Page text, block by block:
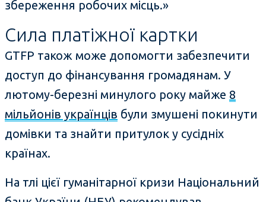
збереження робочих місць.»
Сила платіжної картки
GTFP також може допомогти забезпечити
доступ до фінансування громадянам. У
лютому-березні минулого року майже 8
мільйонів українців були змушені покинути
домівки та знайти притулок у сусідніх
країнах.
На тлі цієї гуманітарної кризи Національний